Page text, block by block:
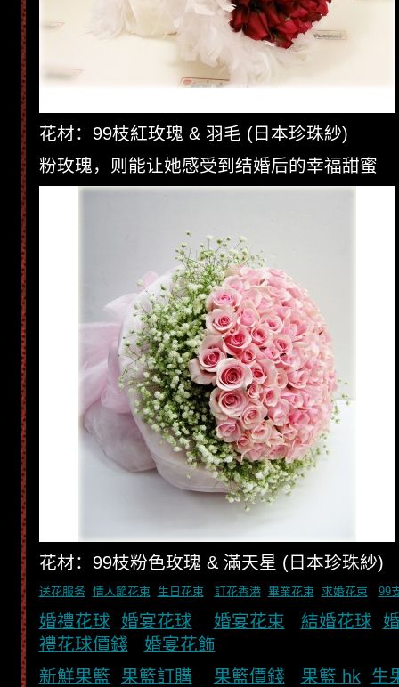
花材：99枝紅玫瑰 & 羽毛 (日本珍珠紗)
粉玫瑰，则能让她感受到结婚后的幸福甜蜜
花材：99枝粉色玫瑰 & 滿天星 (日本珍珠紗)
送花服务 情人節花束 生日花束 訂花香港 畢業花束 求婚花束 99
婚禮花球 婚宴花球 婚宴花束 結婚花球
禮花球價錢
婚宴花飾
新鮮果籃
果籃訂購 果籃價錢 果籃 hk
生